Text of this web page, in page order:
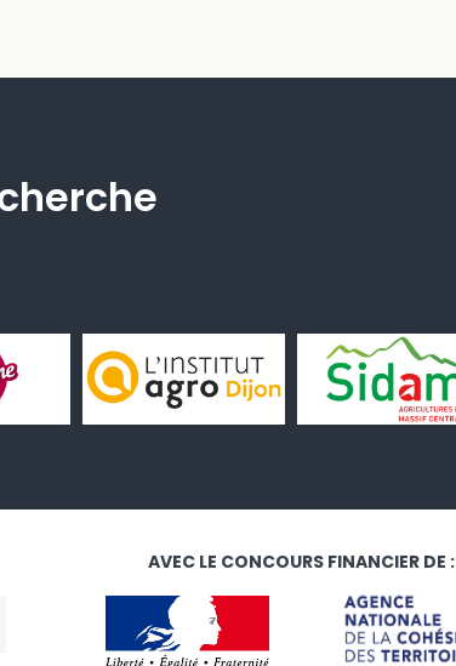
AVEC LE CONCOURS FINANCIER DE :